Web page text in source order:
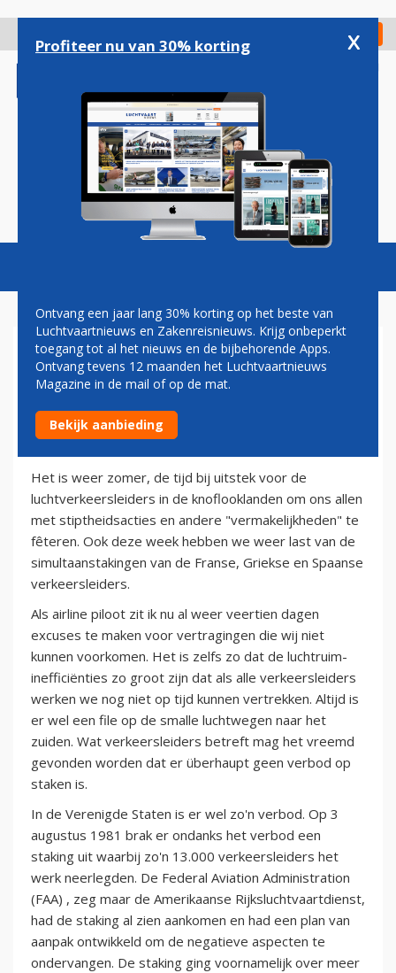
gaan
Check in
Magazine Podcasts Vacatures
HARRY HAAS: DE EUROPESE
LUCHT
4 augustus 2010
Het is weer zomer, de tijd bij uitstek voor de
luchtverkeersleiders in de knoflooklanden om ons allen
met stiptheidsacties en andere "vermakelijkheden" te
fêteren. Ook deze week hebben we weer last van de
simultaanstakingen van de Franse, Griekse en Spaanse
verkeersleiders.
Als airline piloot zit ik nu al weer veertien dagen
excuses te maken voor vertragingen die wij niet
kunnen voorkomen. Het is zelfs zo dat de luchtruim-
inefficiënties zo groot zijn dat als alle verkeersleiders
werken we nog niet op tijd kunnen vertrekken. Altijd is
er wel een file op de smalle luchtwegen naar het
zuiden. Wat verkeersleiders betreft mag het vreemd
gevonden worden dat er überhaupt geen verbod op
staken is.
In de Verenigde Staten is er wel zo'n verbod. Op 3
augustus 1981 brak er ondanks het verbod een
staking uit waarbij zo'n 13.000 verkeersleiders het
werk neerlegden. De Federal Aviation Administration
(FAA) , zeg maar de Amerikaanse Rijksluchtvaartdienst,
had de staking al zien aankomen en had een plan van
aanpak ontwikkeld om de negatieve aspecten te
ondervangen. De staking ging voornamelijk over meer
Profiteer nu van 30% korting x
Ontvang een jaar lang 30% korting op het beste van
Luchtvaartnieuws en Zakenreisnieuws. Krijg onbeperkt
toegang tot al het nieuws en de bijbehorende Apps.
Ontvang tevens 12 maanden het Luchtvaartnieuws
Magazine in de mail of op de mat.
Bekijk aanbieding